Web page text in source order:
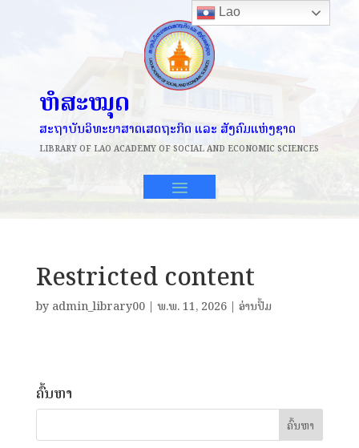
ຫໍສະໝຸດ
ສະຖາບັນວິທະຍາສາດເສດຖະກິດ ແລະ ສັງຄົມແຫ່ງຊາດ
LIBRARY OF LAO ACADEMY OF SOCIAL AND ECONOMIC SCIENCES
Restricted content
by admin_library00| ພ.ພ. 11, 2026| ອ່ານປຶ້ມ
ຄົ້ນຫາ
Lao